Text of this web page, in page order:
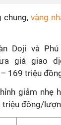
chung, vàng
Doji và Phú
giá giao
169 triệu
giảm
triệu đồng/